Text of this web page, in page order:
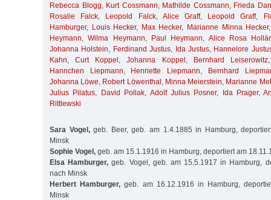
Rebecca Blogg, Kurt Cossmann, Mathilde Cossmann, Frieda
Rosalie Falck, Leopold Falck, Alice Graff, Leopold Graff,
Hamburger, Louis Hecker, Max Hecker, Marianne Minna Hecker
Heymann,Wilma Heymann, Paul Heymann, Alice Rosa
Johanna Holstein, Ferdinand Justus, Ida Justus, Hannelore
Kahn,Curt Koppel ,Johanna Koppel , Bernhard Leiserowitz
Hannchen Liepmann, Henriette Liepmann,
Bernhard
Johanna Löwe, Robert Löwenthal , Minna Meierstein, Marianne
Julius Pilatus, David Pollak, Adolf Julius Posner, Ida Prager,
Rittlewski
Sara Vogel,geb. Beer, geb. am 1.4.1885 in Hamburg,
Minsk
Sophie Vogel, geb. am 15.1.1916 in Hamburg, deportiert am
Elsa Hamburger, geb. Vogel, geb. am 15.5.1917 in Hamburg,
nach Minsk
Herbert Hamburger, geb. am 16.12.1916 in Hamburg,
Minsk